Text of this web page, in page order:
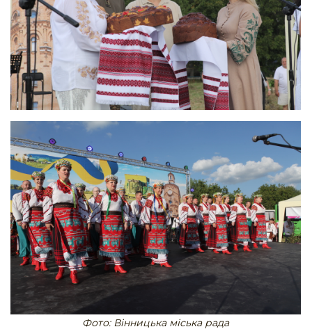
Фото: Вінницька міська рада